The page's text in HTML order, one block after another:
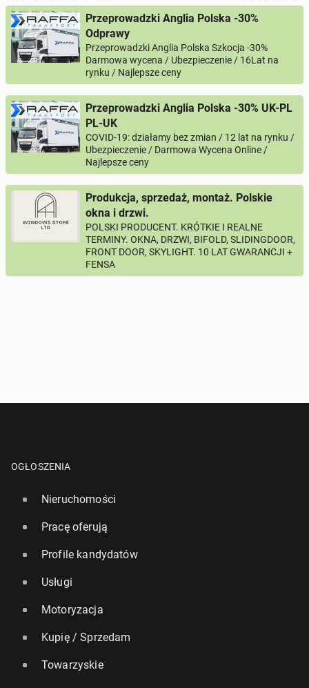
Przeprowadzki Anglia Polska -30%
Odprawy
Przeprowadzki Anglia Polska Szkocja -30%
Darmowa wycena / Ubezpieczenie / 16Lat na
rynku / Najlepsze ceny
Przeprowadzki Anglia Polska -30% UK-PL
PL-UK
COVID-19: działamy bez zmian / 12 lat na rynku /
Ubezpieczenie / Darmowa Wycena Online /
Najlepsze ceny
Produkcja, sprzedaż, montaż. Polskie
okna i drzwi.
POLSKI PRODUCENT. KRÓTKIE I REALNE
TERMINY. OKNA, DRZWI, BIFOLD, SLIDINGDOOR,
FRONT DOOR, SKYLIGHT. 10 LAT GWARANCJI +
FENSA
OGŁOSZENIA
Nieruchomości
Pracę oferują
Profile kandydatów
Usługi
Motoryzacja
Kupię / Sprzedam
Towarzyskie